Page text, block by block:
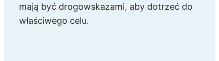
mają być drogowskazami, aby dotrzeć do
właściwego celu.